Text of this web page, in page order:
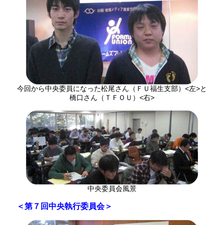
今回から中央委員になった松尾さん（ＦＵ福生支部）<左>と
橋口さん（ＴＦＯＵ）<右>
中央委員会風景
＜第７回中央執行委員会＞